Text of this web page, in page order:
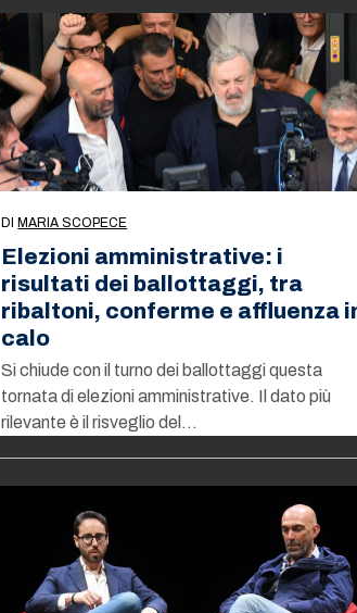
DI MARIA SCOPECE
Elezioni amministrative: i
risultati dei ballottaggi, tra
ribaltoni, conferme e affluenza
calo
Si chiude con il turno dei ballottaggi questa
tornata di elezioni amministrative. Il dato più
rilevante è il risveglio del…